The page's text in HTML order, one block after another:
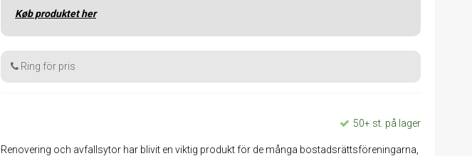
Køb produktet her
Ring för pris
50+ st. på lager
Renovering och avfallsytor har blivit en viktig produkt för de många bostadsrättsföreningarna,